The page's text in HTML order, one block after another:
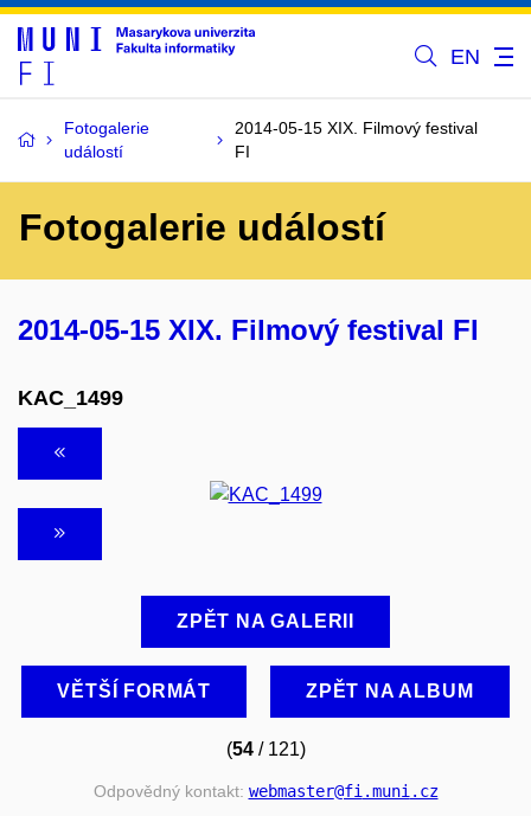
EN
Fotogalerie
událostí
2014-05-15 XIX. Filmový festival
FI
Fotogalerie událostí
2014-05-15 XIX. Filmový festival FI
KAC_1499
ZPĚT NA GALERII
VĚTŠÍ FORMÁT ZPĚT NA ALBUM
(54/ 121)
Odpovědný kontakt: webmaster@fi.muni.cz